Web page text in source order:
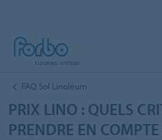
FAQ Sol Linoléum
PRIX LINO : QUELS
PRENDRE EN COMPTE